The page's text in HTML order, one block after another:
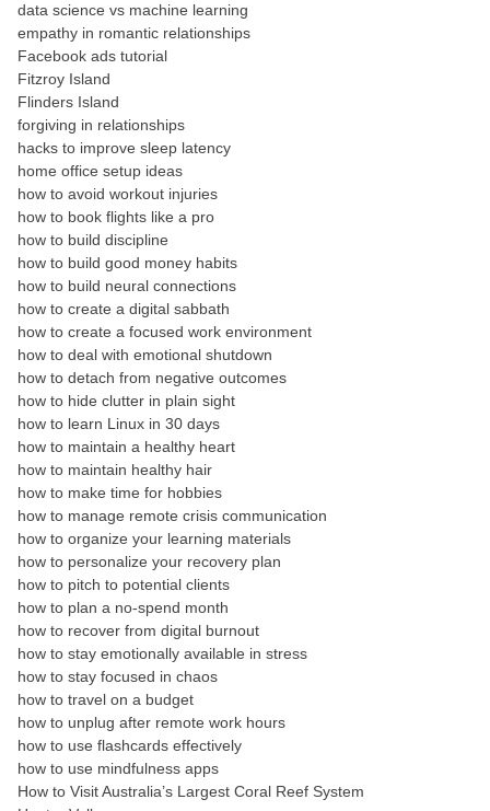
data science vs machine learning
empathy in romantic relationships
Facebook ads tutorial
Fitzroy Island
Flinders Island
forgiving in relationships
hacks to improve sleep latency
home office setup ideas
how to avoid workout injuries
how to book flights like a pro
how to build discipline
how to build good money habits
how to build neural connections
how to create a digital sabbath
how to create a focused work environment
how to deal with emotional shutdown
how to detach from negative outcomes
how to hide clutter in plain sight
how to learn Linux in 30 days
how to maintain a healthy heart
how to maintain healthy hair
how to make time for hobbies
how to manage remote crisis communication
how to organize your learning materials
how to personalize your recovery plan
how to pitch to potential clients
how to plan a no-spend month
how to recover from digital burnout
how to stay emotionally available in stress
how to stay focused in chaos
how to travel on a budget
how to unplug after remote work hours
how to use flashcards effectively
how to use mindfulness apps
How to Visit Australia’s Largest Coral Reef System